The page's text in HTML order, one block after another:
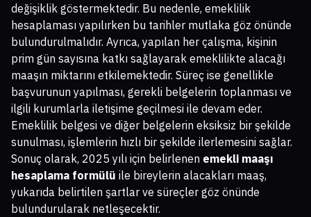
değişiklik göstermektedir. Bu nedenle, emeklilik
hesaplaması yapılırken bu tarihler mutlaka göz önünde
bulundurulmalıdır. Ayrıca, yapılan her çalışma, kişinin
prim gün sayısına katkı sağlayarak emeklilikte alacağı
maaşın miktarını etkilemektedir. Süreç ise genellikle
başvurunun yapılması, gerekli belgelerin toplanması ve
ilgili kurumlarla iletişime geçilmesi ile devam eder.
Emeklilik belgesi ve diğer belgelerin eksiksiz bir şekilde
sunulması, işlemlerin hızlı bir şekilde ilerlemesini sağlar.
Sonuç olarak, 2025 yılı için belirlenen emekli maaşı
hesaplama formülü ile bireylerin alacakları maaş,
yukarıda belirtilen şartlar ve süreçler göz önünde
bulundurularak netleşecektir.